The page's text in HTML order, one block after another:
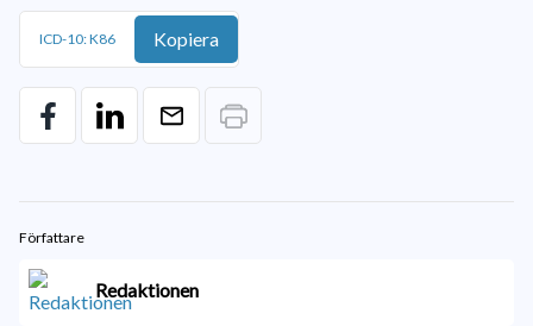
ICD-10: K86 Kopiera
Författare
Redaktionen